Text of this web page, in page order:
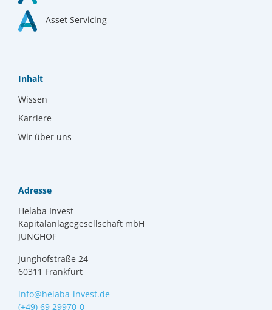
Asset Servicing
Inhalt
Wissen
Karriere
Wir über uns
Adresse
Helaba Invest
Kapitalanlagegesellschaft mbH
JUNGHOF
Junghofstraße 24
60311 Frankfurt
info@helaba-invest.de
(+49) 69 29970-0